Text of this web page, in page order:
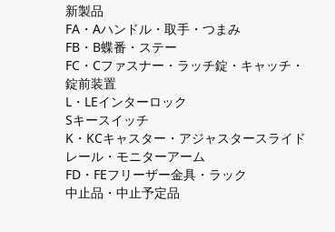
新製品
FA・Aハンドル・取手・つまみ
FB・B蝶番・ステー
FC・Cファスナー・ラッチ錠・キャッチ・
錠前装置
L・LEインターロック
Sキースイッチ
K・KCキャスター・アジャスタースライド
レール・モニターアーム
FD・FEフリーザー金具・ラック
中止品・中止予定品